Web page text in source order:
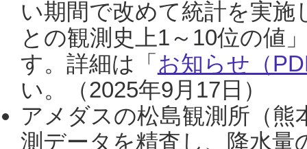
い期間で改めて統計を実
との観測史上1～10位の値
す。詳細は「 お知らせ（
い。（2025年9月17日）
アメダスの松島観測所（熊
測データを精査し、降水